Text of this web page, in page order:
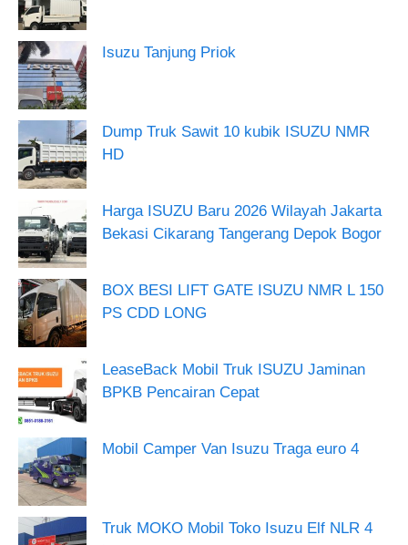
Isuzu Tanjung Priok
Dump Truk Sawit 10 kubik ISUZU NMR
HD
Harga ISUZU Baru 2026 Wilayah Jakarta
Bekasi Cikarang Tangerang Depok Bogor
BOX BESI LIFT GATE ISUZU NMR L 150
PS CDD LONG
LeaseBack Mobil Truk ISUZU Jaminan
BPKB Pencairan Cepat
Mobil Camper Van Isuzu Traga euro 4
Truk MOKO Mobil Toko Isuzu Elf NLR 4